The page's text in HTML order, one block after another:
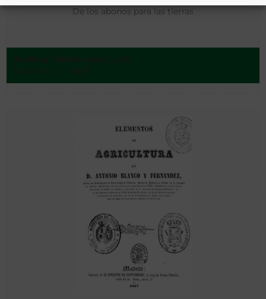
De los abonos para las tierras